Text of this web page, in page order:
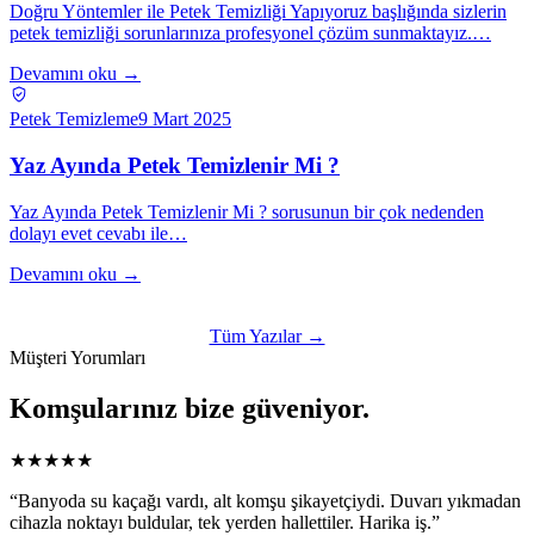
Doğru Yöntemler ile Petek Temizliği Yapıyoruz başlığında sizlerin
petek temizliği sorunlarınıza profesyonel çözüm sunmaktayız.…
Devamını oku →
Petek Temizleme9 Mart 2025
Yaz Ayında Petek Temizlenir Mi ?
Yaz Ayında Petek Temizlenir Mi ? sorusunun bir çok nedenden
dolayı evet cevabı ile…
Devamını oku →
Tüm Yazılar →
Müşteri Yorumları
Komşularınız bize güveniyor.
★★★★★
“Banyoda su kaçağı vardı, alt komşu şikayetçiydi. Duvarı yıkmadan
cihazla noktayı buldular, tek yerden hallettiler. Harika iş.”